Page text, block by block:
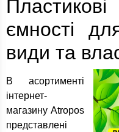
ємності
види та
В асортименті
інтернет-
магазину Atropos
представлені